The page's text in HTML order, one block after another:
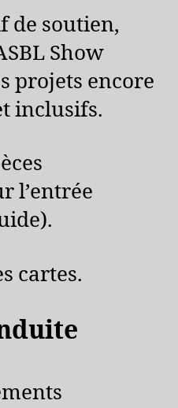
de soutien,
Show
projets encore
inclusifs.
l’entrée
cartes.